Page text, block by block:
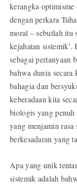
kerangka optimisme
dengan perkara
moral – sebutlah itu
kejahatan sistemik’.
sebagai pertanyaan
bahwa dunia secara
bahagia dan
keberadaan kita
biologis yang penuh
yang menjamin
berkesadaran yang
Apa yang unik
sistemik adalah